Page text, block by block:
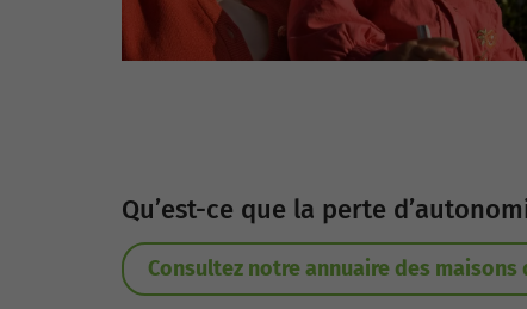
Qu’est-ce que la perte
Consultez notre annuaire des maisons